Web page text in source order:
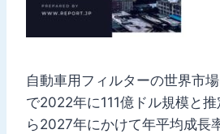
自動車用フィルターの世界市
で2022年に111億ドル規模と
ら2027年にかけて年平均成長